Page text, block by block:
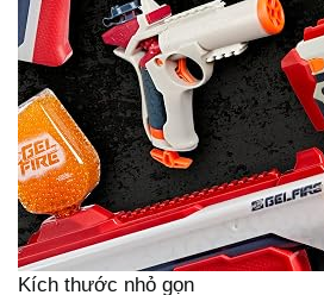
Kích thước nhỏ gọn